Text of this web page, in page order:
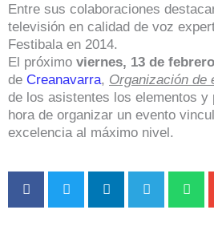
Entre sus colaboraciones
televisión en calidad de voz
Festibala en 2014.
El próximo viernes, 13 de
de Creanavarra, Organización de
de los asistentes los elementos y
hora de organizar un evento
excelencia al máximo nivel.